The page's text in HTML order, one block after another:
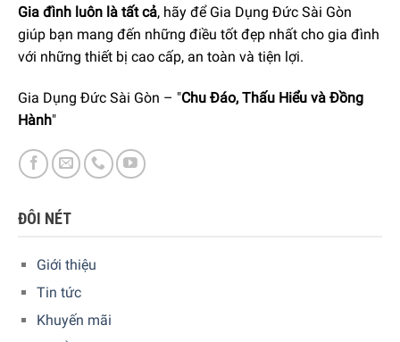
Gia đình luôn là tất cả, hãy để Gia Dụng Đức Sài Gòn
giúp bạn mang đến những điều tốt đẹp nhất cho gia đình
với những thiết bị cao cấp, an toàn và tiện lợi.
Gia Dụng Đức Sài Gòn – "Chu Đáo, Thấu Hiểu và Đồng
Hành"
ĐÔI NÉT
Giới thiệu
Tin tức
Khuyến mãi